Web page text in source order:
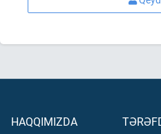
HAQQIMIZDA